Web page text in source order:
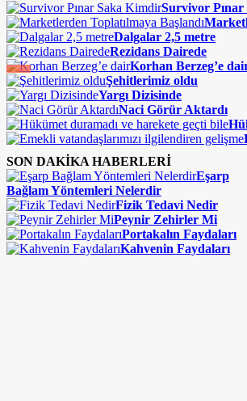
Survivor
Dalgalar 2,5 metre
Rezidans Dairede
Korhan Berzeg’e
Şehitlerimiz oldu
Yargı Dizisinde
Naci Görür Aktardı
SON DAKİKA HABERLERİ
Eşarp
Bağlam Yöntemleri Nelerdir
Fizik Tedavi Nedir
Peynir Zehirler Mi
Portakalın Faydaları
Kahvenin Faydaları